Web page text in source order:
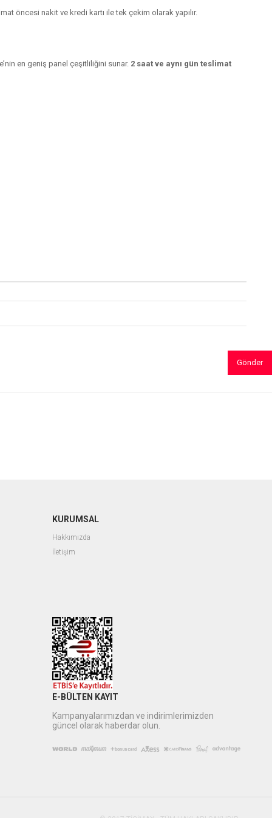
öncesi nakit ve kredi kartı ile tek çekim olarak yapılır.
en geniş panel çeşitliliğini sunar. 2 saat ve aynı gün teslimat
Gönder
KURUMSAL
Hakkımızda
İletişim
E-BÜLTEN KAYIT
Kampanyalarımızdan ve indirimlerimizden
güncel olarak haberdar olun.